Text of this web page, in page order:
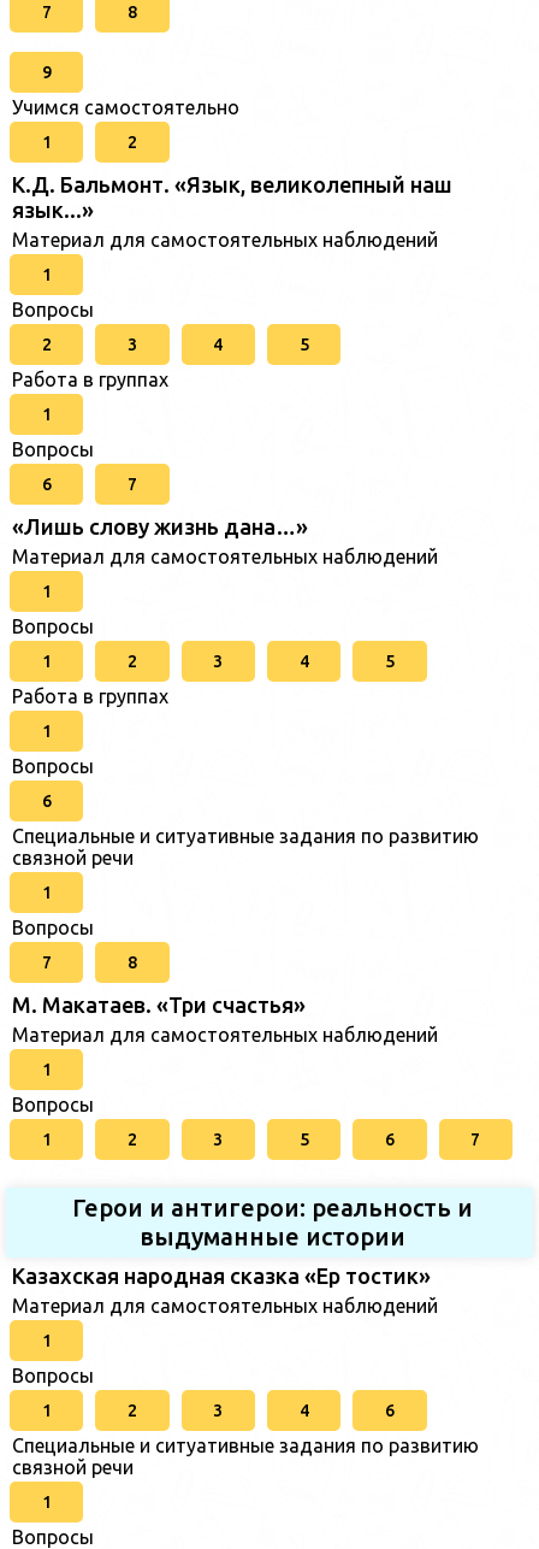
7 8
9
Учимся самостоятельно
1 2
К.Д. Бальмонт. «Язык, великолепный наш
язык...»
Материал для самостоятельных наблюдений
1
Вопросы
2 3 4 5
Работа в группах
1
Вопросы
6 7
«Лишь слову жизнь дана…»
Материал для самостоятельных наблюдений
1
Вопросы
1 2 3 4 5
Работа в группах
1
Вопросы
6
Специальные и ситуативные задания по развитию
связной речи
1
Вопросы
7 8
М. Макатаев. «Три счастья»
Материал для самостоятельных наблюдений
1
Вопросы
1 2 3 5 6 7
Герои и антигерои: реальность и
выдуманные истории
Казахская народная сказка «Ер тостик»
Материал для самостоятельных наблюдений
1
Вопросы
1 2 3 4 6
Специальные и ситуативные задания по развитию
связной речи
1
Вопросы